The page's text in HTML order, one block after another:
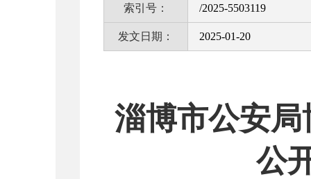
索引号： /2025-5503119
发文日期： 2025-01-20
淄博市公安
公